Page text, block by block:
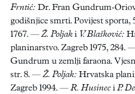
Frntić: Dr. Fran Gundrum-
godišnjice smrti. Povijest sporta,
1767. — Ž. Poljak i V. Blašković:
planinarstvo. Zagreb 1975, 284.
Gundrum u zemlji faraona.
str. 8. — Ž. Poljak: Hrvatska
Zagreb 1994. — R. Husinec i P.